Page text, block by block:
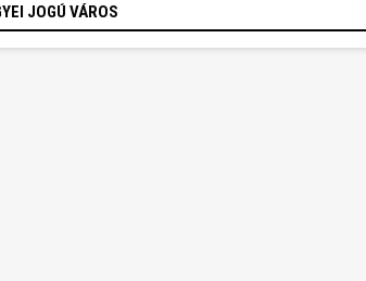
JOGÚ VÁROS